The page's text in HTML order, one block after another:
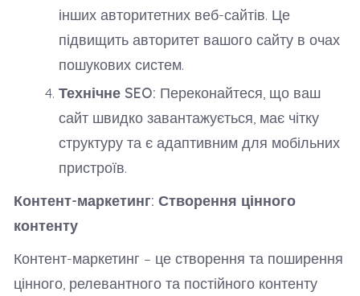
інших авторитетних веб-сайтів. Це
підвищить авторитет вашого сайту в очах
пошукових систем.
Технічне SEO: Переконайтеся, що ваш
сайт швидко завантажується, має чітку
структуру та є адаптивним для мобільних
пристроїв.
Контент-маркетинг: Створення цінного
контенту
Контент-маркетинг – це створення та поширення
цінного, релевантного та постійного контенту